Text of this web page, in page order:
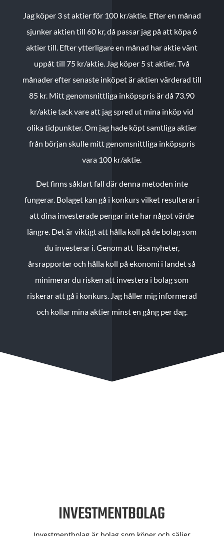
Jag köper 3 st aktier för 100 kr/aktie. Efter en månad
sjunker aktien till 60 kr, då passar jag på att köpa 6
aktier till. Efter ytterligare en månad har aktie vänt
uppåt till 75 kr/aktie. Jag köper 5 st aktier.Två
månader efter senaste inköpet är aktien värderad till
85 kr. Mitt genomsnittliga inköpspris är då 73.90
kr/aktie tack vare att jag spred ut mina inköp vid
olika tidpunkter. Om jag hade köpt samtliga aktier
från början skulle mitt genomsnittliga inköpspris
vara 100 kr/aktie.
Det finns såklart fall där denna metoden inte
fungerar. Bolaget kan gå i konkurs vilket resulterar i
att dina investerade pengar inte har något värde
längre. Det är viktigt att hålla koll på de bolag som
du investerar i. Genom att läsa nyheter,
årsrapporter och hålla koll på ekonomi i landet så
minimerar du risken att investera i bolag som
riskerar att gå i konkurs. Jag håller mig informerad
och kollar mina aktier minst en gång per dag.
INVESTMENTBOLAG